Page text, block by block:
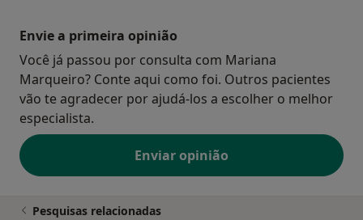
Envie a primeira opinião
Você já passou por consulta com Mariana
Marqueiro? Conte aqui como foi. Outros pacientes
vão te agradecer por ajudá-los a escolher o melhor
especialista.
Enviar opinião
Pesquisas relacionadas